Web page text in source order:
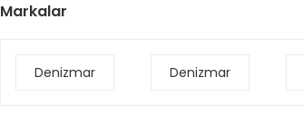
Markalar
Denizmar Denizmar